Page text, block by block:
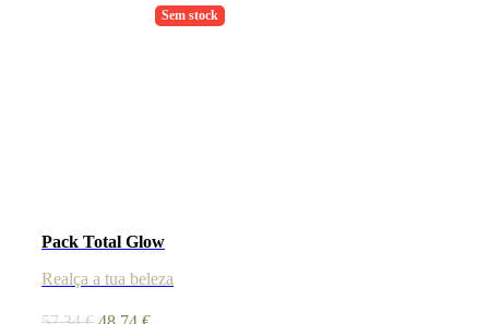
Sem stock
Pack Total Glow
Realça a tua beleza
O
O